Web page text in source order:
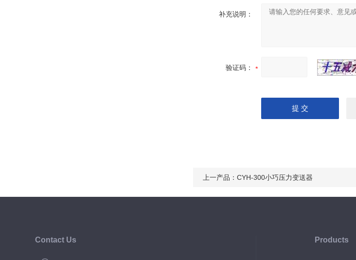
补充说明：
验证码：
上一产品： CYH-300小巧压力变送器
Contact Us Products